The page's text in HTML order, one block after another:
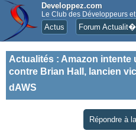
Developpez.com
Le Club des Développeurs
Actus Forum
Actualités : Amazon intente
contre Brian Hall, lancien
dAWS
Répondre à